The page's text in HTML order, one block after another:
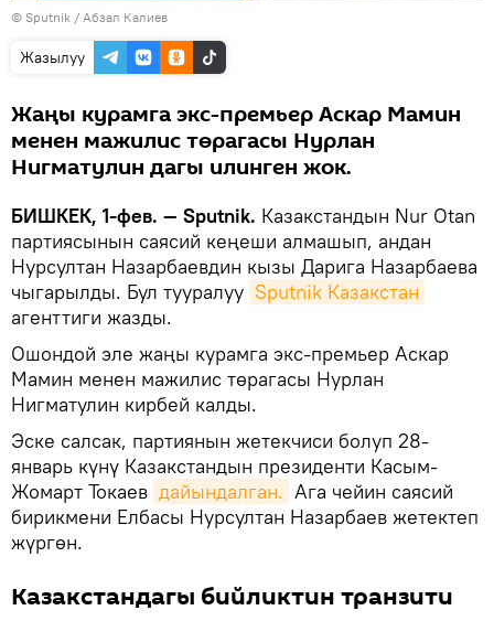
© Sputnik / Абзал Калиев
Жазылуу
Жаңы курамга экс-премьер Аскар Мамин
менен мажилис төрагасы Нурлан
Нигматулин дагы илинген жок.
БИШКЕК, 1-фев. — Sputnik. Казакстандын Nur Otan
партиясынын саясий кеңеши алмашып, андан
Нурсултан Назарбаевдин кызы Дарига Назарбаева
чыгарылды. Бул тууралуу Sputnik Казакстан
агенттиги жазды.
Ошондой эле жаңы курамга экс-премьер Аскар
Мамин менен мажилис төрагасы Нурлан
Нигматулин кирбей калды.
Эске салсак, партиянын жетекчиси болуп 28-
январь күнү Казакстандын президенти Касым-
Жомарт Токаев дайындалган. Ага чейин саясий
бирикмени Елбасы Нурсултан Назарбаев жетектеп
жүргөн.
Казакстандагы бийликтин транзити